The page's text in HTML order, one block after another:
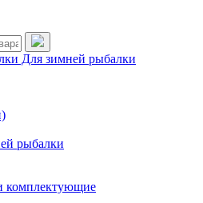
Для зимней рыбалки
рыбалки
комплектующие